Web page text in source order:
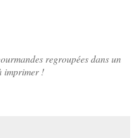
regroupées dans un
imprimer !